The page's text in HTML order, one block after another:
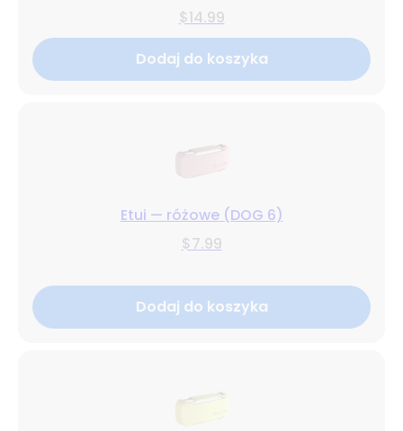
$14.99
Dodaj do koszyka
Etui — różowe (DOG 6)
$7.99
Dodaj do koszyka